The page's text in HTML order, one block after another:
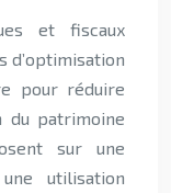
et fiscaux
d’optimisation
pour réduire
du patrimoine
sur une
utilisation